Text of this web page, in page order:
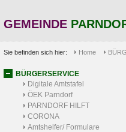
GEMEINDE
Sie befinden sich hier: Home
BÜRGERSERVICE
Digitale Amtstafel
ÖEK Parndorf
PARNDORF HILFT
CORONA
Amtshelfer/ Formulare